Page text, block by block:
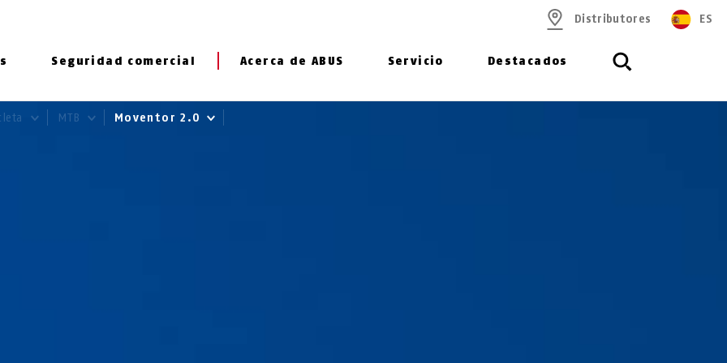
Seguridad comercial Acerca de ABUS Servicio Destacados
Distributores ES
MTB Moventor 2.0